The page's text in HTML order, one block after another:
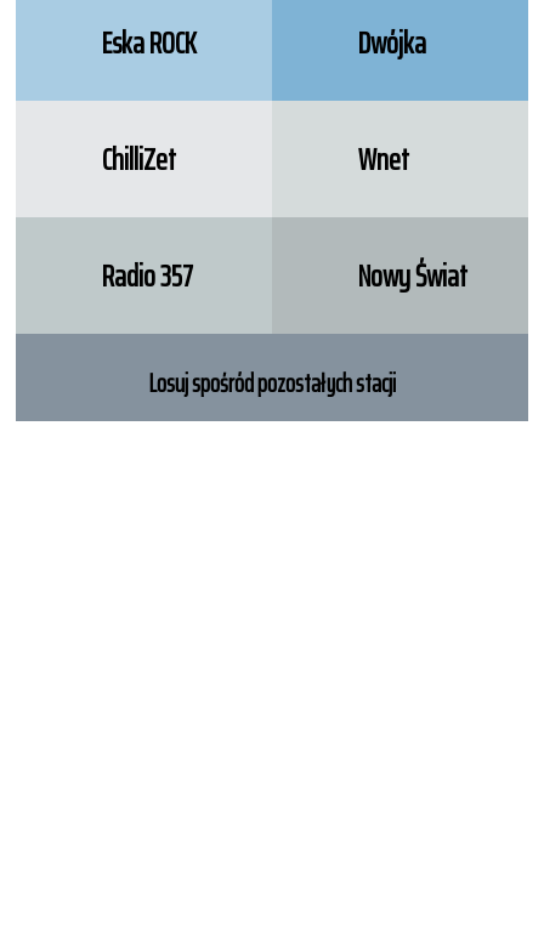
Eska ROCK Dwójka
ChilliZet Wnet
Radio 357 Nowy Świat
Losuj spośród pozostałych stacji